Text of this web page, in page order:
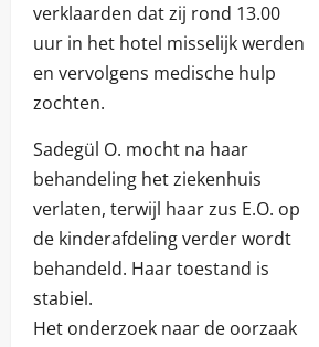
verklaarden dat zij rond 13.00
uur in het hotel misselijk werden
en vervolgens medische hulp
zochten.
Sadegül O. mocht na haar
behandeling het ziekenhuis
verlaten, terwijl haar zus E.O. op
de kinderafdeling verder wordt
behandeld. Haar toestand is
stabiel.
Het onderzoek naar de oorzaak